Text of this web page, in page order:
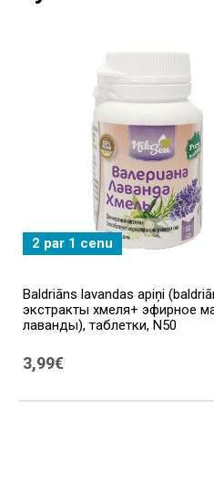
2 par 1 cenu
Baldriāns lavandas apiņi
экстракты хмеля+ эфирное
лаванды), таблетки, N50
3,99€